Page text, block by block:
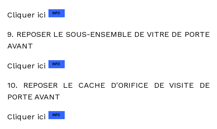
Cliquer ici
9. REPOSER LE SOUS-ENSEMBLE DE VITRE DE PORTE
AVANT
Cliquer ici
10. REPOSER LE CACHE D'ORIFICE DE VISITE DE
PORTE AVANT
Cliquer ici